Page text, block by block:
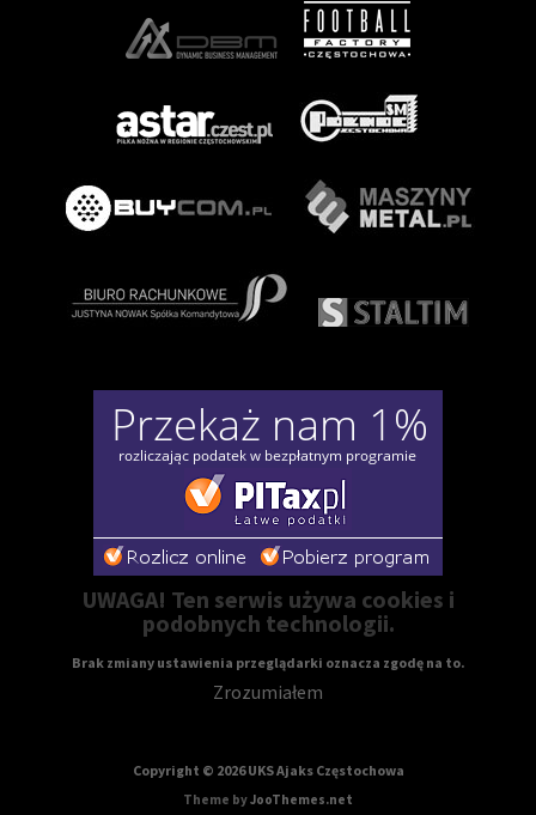
UWAGA! Ten serwis używa cookies i
podobnych technologii.
Brak zmiany ustawienia przeglądarki oznacza zgodę na to.
Zrozumiałem
Copyright © 2026 UKS Ajaks Częstochowa
Theme byJooThemes.net